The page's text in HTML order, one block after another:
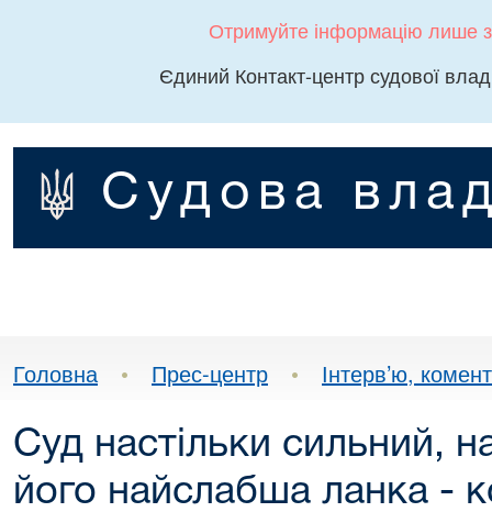
Отримуйте інформацію лише
Єдиний Контакт-центр судової
Судова
Головна • Прес-центр • Інтерв’ю,
Суд настільки сильний,
його найслабша ланка -